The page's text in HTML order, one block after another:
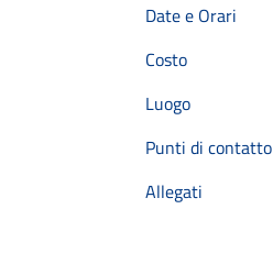
Date e Orari
Costo
Luogo
Punti di contatto
Allegati